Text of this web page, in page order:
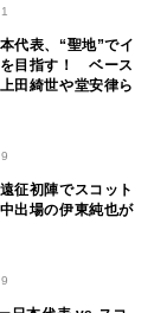
代表、“聖地”でイ
目指す！ ベース
田綺世や堂安律ら
征初陣でスコット
出場の伊東純也が